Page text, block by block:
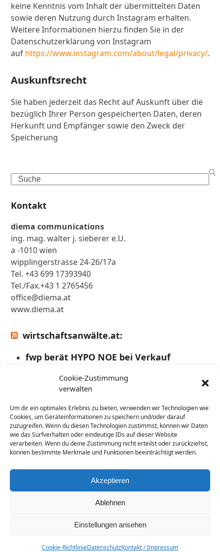
Cookie-Zustimmung
verwalten
Um dir ein optimales Erlebnis zu bieten, verwenden wir Technologien wie
Cookies, um Geräteinformationen zu speichern und/oder darauf
zuzugreifen. Wenn du diesen Technologien zustimmst, können wir Daten
wie das Surfverhalten oder eindeutige IDs auf dieser Website
verarbeiten. Wenn du deine Zustimmung nicht erteilst oder zurückziehst,
können bestimmte Merkmale und Funktionen beeinträchtigt werden.
Akzeptieren
Ablehnen
Einstellungen ansehen
Cookie-RichtlinieDatenschutzKontakt / Impressum
keine Kenntnis vom Inhalt der übermittelten Daten
sowie deren Nutzung durch Instagram erhalten.
Weitere Informationen hierzu finden Sie in der
Datenschutzerklärung von Instagram
auf https://www.instagram.com/about/legal/privacy/.
Auskunftsrecht
Sie haben jederzeit das Recht auf Auskunft über die
bezüglich Ihrer Person gespeicherten Daten, deren
Herkunft und Empfänger sowie den Zweck der
Speicherung
Search
Kontakt
diema communications
ing. mag. walter j. sieberer e.U.
a -1010 wien
wipplingerstrasse 24-26/17a
Tel. +43 699 17393940
Tel./Fax.+43 1 2765456
office@diema.at
www.diema.at
wirtschaftsanwälte.at:
fwp berät HYPO NOE bei Verkauf
Studie: USA und Großbritannien
dominieren globales Rennen um
Batteriespeicher-Investitionen
31. Juli 2026
Wenn die Ehe endet: Strategien zum
Schutz von Vermögen und Unternehmen